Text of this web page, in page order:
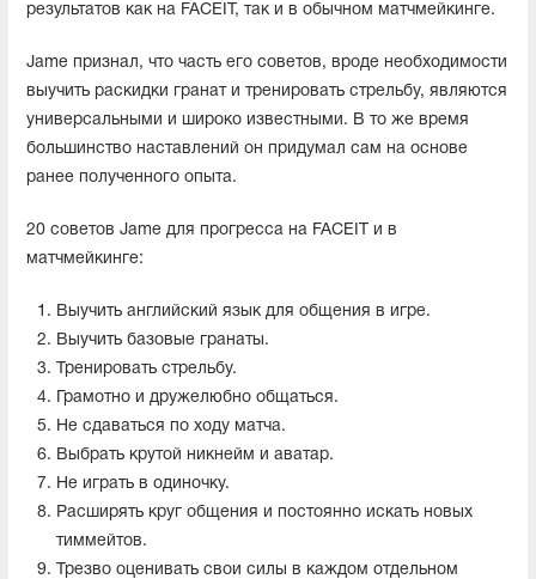
результатов как на FACEIT, так и в обычном матчмейкинге.
Jame признал, что часть его советов, вроде необходимости
выучить раскидки гранат и тренировать стрельбу, являются
универсальными и широко известными. В то же время
большинство наставлений он придумал сам на основе
ранее полученного опыта.
20 советов Jame для прогресса на FACEIT и в
матчмейкинге:
Выучить английский язык для общения в игре.
Выучить базовые гранаты.
Тренировать стрельбу.
Грамотно и дружелюбно общаться.
Не сдаваться по ходу матча.
Выбрать крутой никнейм и аватар.
Не играть в одиночку.
Расширять круг общения и постоянно искать новых
тиммейтов.
Трезво оценивать свои силы в каждом отдельном